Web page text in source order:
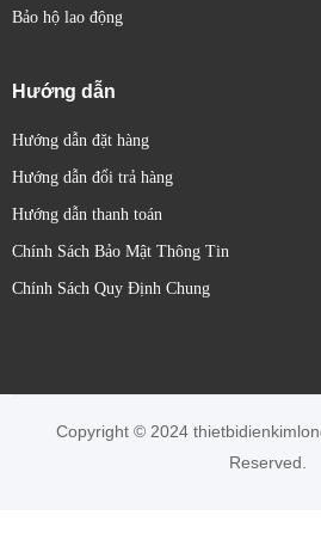
Bảo hộ lao động
Hướng dẫn
Hướng dẫn đặt hàng
Hướng dẫn đổi trả hàng
Hướng dẫn thanh toán
Chính Sách Bảo Mật Thông Tin
Chính Sách Quy Định Chung
Copyright © 2024
Reserved.